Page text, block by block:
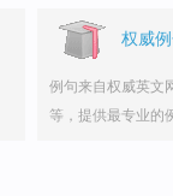
权威
例句来自权威英文
等，提供最专业的